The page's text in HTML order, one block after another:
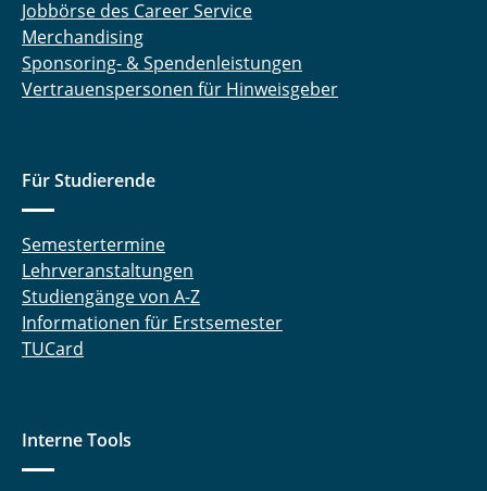
Jobbörse des Career Service
Merchandising
Sponsoring- & Spendenleistungen
Vertrauenspersonen für Hinweisgeber
Für Studierende
Semestertermine
Lehrveranstaltungen
Studiengänge von A-Z
Informationen für Erstsemester
TUCard
Interne Tools